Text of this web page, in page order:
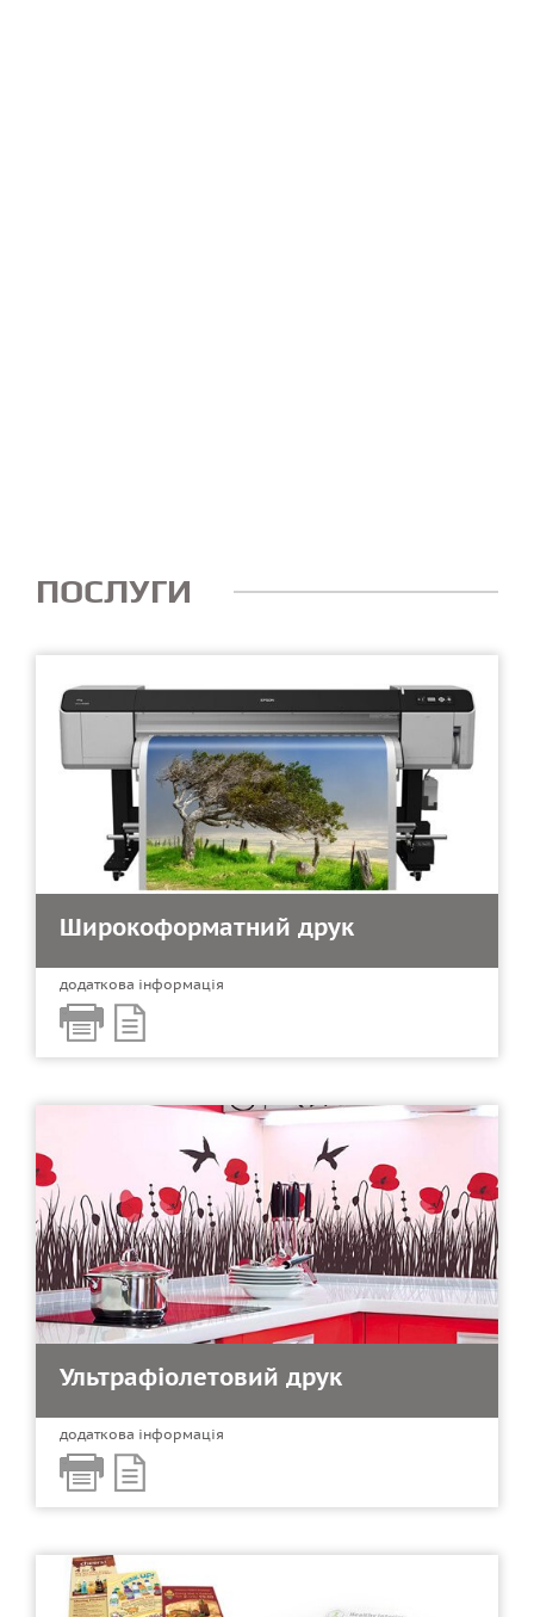
ПОСЛУГИ
Широкоформатний друк
додаткова інформація
Ультрафіолетовий друк
додаткова інформація